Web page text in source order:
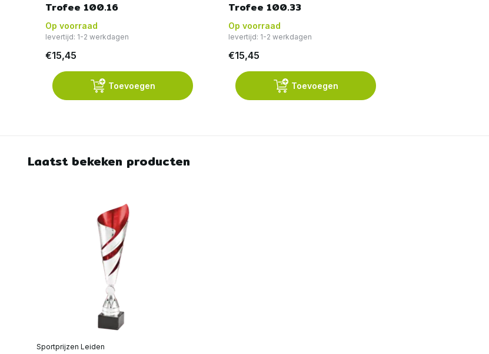
Trofee 100.16
Op voorraad
levertijd: 1-2 werkdagen
€15,45
Toevoegen
Trofee 100.33
Op voorraad
levertijd: 1-2 werkdagen
€15,45
Toevoegen
Laatst bekeken producten
Sportprijzen Leiden